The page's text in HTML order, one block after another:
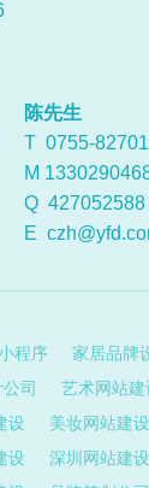
陈先生
T 0755-
M
Q 427052588
E
程序
家居品牌
司
艺术网站建
设
美妆网站建设
设
深圳网站建设